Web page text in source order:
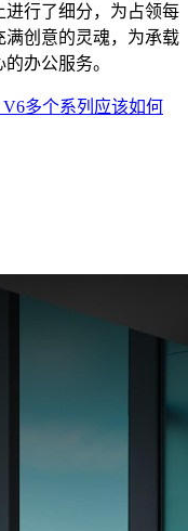
行了细分，为占领每
创意的灵魂，为承载
办公服务。
多个系列应该如何